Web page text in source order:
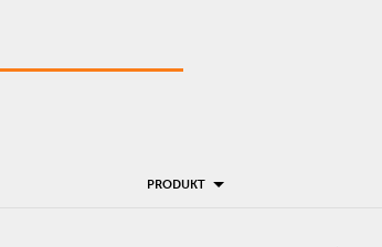
PRODUKT